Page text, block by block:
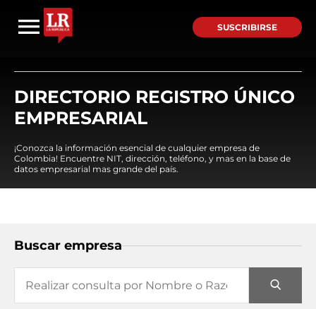
SUSCRIBIRSE
DIRECTORIO REGISTRO ÚNICO
EMPRESARIAL
¡Conozca la información esencial de cualquier empresa de
Colombia! Encuentre NIT, dirección, teléfono, y mas en la base de
datos empresarial mas grande del país.
Buscar empresa